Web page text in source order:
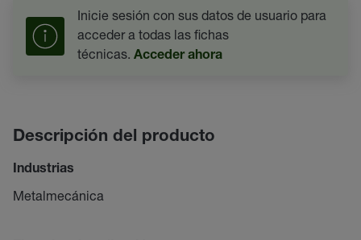
Inicie sesión con sus datos de usuario para
acceder a todas las fichas
técnicas. Acceder ahora
Descripción del producto
Industrias
Metalmecánica